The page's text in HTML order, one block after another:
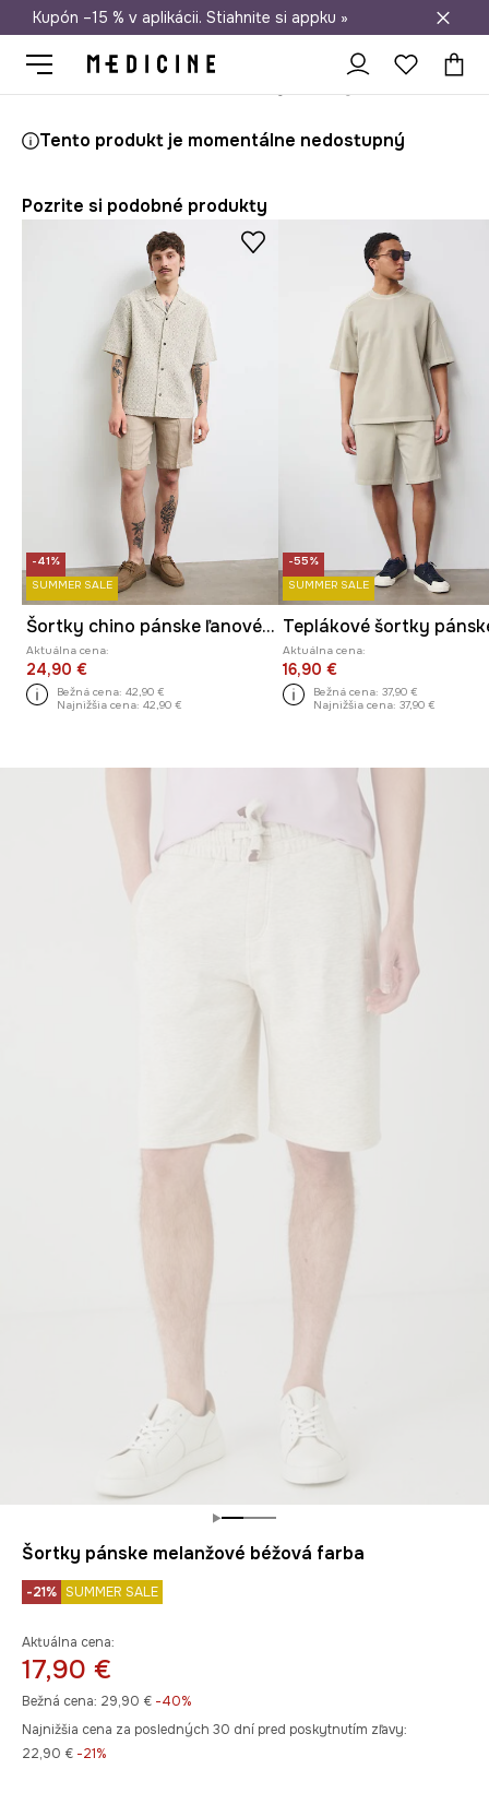
Doprava zadarmo od 50 €
Kupón –15 % v aplikácii. Stiahnite si appku »
Tento produkt je momentálne nedostupný
Pozrite si podobné produkty
-41%
SUMMER SALE
Šortky chino pánske ľanové hladké
Aktuálna cena:
24,90 €
Bežná cena: 42,90 €
Najnižšia cena: 42,90 €
-55%
SUMMER SALE
Aktuálna cena:
16,90 €
Bežná cena: 37,90 €
Najnižšia cena: 37,90 €
Šortky pánske melanžové béžová farba
-21% SUMMER SALE
Aktuálna cena:
17,90 €
Bežná cena: 29,90 € -40%
Najnižšia cena za posledných 30 dní pred poskytnutím zľavy:
22,90 € -21%